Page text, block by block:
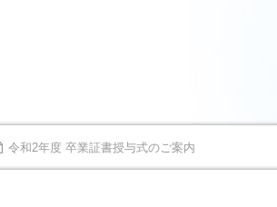
令和2年度 卒業証書授与式のご案内